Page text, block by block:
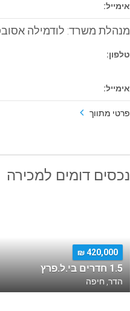
אימייל:
מנהלת משרד: לודמילה
טלפון:
אימייל:
פרטי מתווך
נכסים דומים למכירה
420,000 ₪
1.5 חדרים בי.ל.פרץ
הדר, חיפה